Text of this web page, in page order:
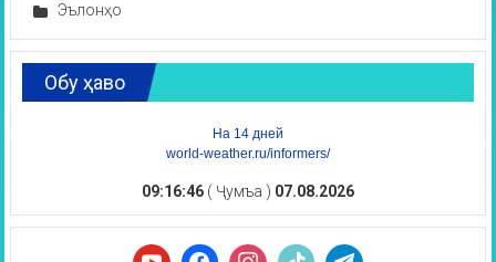
Эълонҳо
Обу ҳаво
На 14 дней
world-weather.ru/informers/
09:16:47 ( Ҷумъа ) 07.08.2026